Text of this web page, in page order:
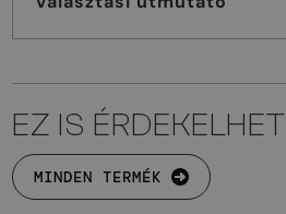
EZ IS ÉRDEKELHET
MINDEN TERMÉK